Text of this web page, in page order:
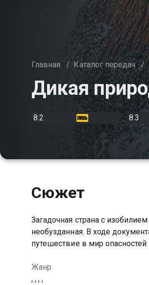
Главная / Каталог передач /
Дикая
8.2 8.3
Сюжет
Загадочная страна с
необузданная. В ходе
путешествие в мир
Жанр
, , , ,